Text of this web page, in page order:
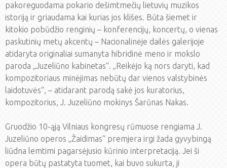
pakoreguodama pokario dešimtmečių lietuvių muzikos
istoriją ir griaudama kai kurias jos klišes. Būta šiemet ir
kitokio pobūdžio renginių – konferencijų, koncertų, o vienas
paskutinių metų akcentų – Nacionalinėje dailės galerijoje
atidaryta originaliai sumanyta hibridinė meno ir mokslo
paroda „Juzeliūno kabinetas“. „Reikėjo ką nors daryti, kad
kompozitoriaus minėjimas nebūtų dar vienos valstybinės
laidotuvės“, – atidarant parodą sakė jos kuratorius,
kompozitorius, J. Juzeliūno mokinys Šarūnas Nakas.
Gruodžio 10-ąją Vilniaus kongresų rūmuose rengiama J.
Juzeliūno operos „Žaidimas“ premjera irgi žada gyvybingą
liūdna lemtimi pagarsėjusio kūrinio interpretaciją. Jei ši
opera būtų pastatyta tuomet, kai buvo sukurta, ji